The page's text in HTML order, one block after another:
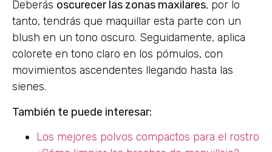
Deberás oscurecer las zonas maxilares, por lo
tanto, tendrás que maquillar esta parte con un
blush en un tono oscuro. Seguidamente, aplica
colorete en tono claro en los pómulos, con
movimientos ascendentes llegando hasta las
sienes.
También te puede interesar:
Los mejores polvos compactos para el rostro